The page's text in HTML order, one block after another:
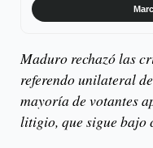
Maduro rechazó las
referendo unilateral
mayoría de votantes
litigio, que sigue bajo